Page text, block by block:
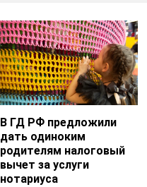
В ГД РФ предложили
дать одиноким
родителям налоговый
вычет за услуги
нотариуса